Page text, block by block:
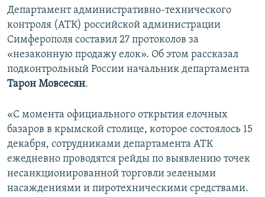
Департамент административно-технического
контроля (АТК) российской администрации
Симферополя составил 27 протоколов за
«незаконную продажу елок». Об этом рассказал
подконтрольный России начальник департамента
Тарон Мовсесян.
«С момента официального открытия елочных
базаров в крымской столице, которое состоялось 15
декабря, сотрудниками департамента АТК
ежедневно проводятся рейды по выявлению точек
несанкционированной торговли зелеными
насаждениями и пиротехническими средствами.